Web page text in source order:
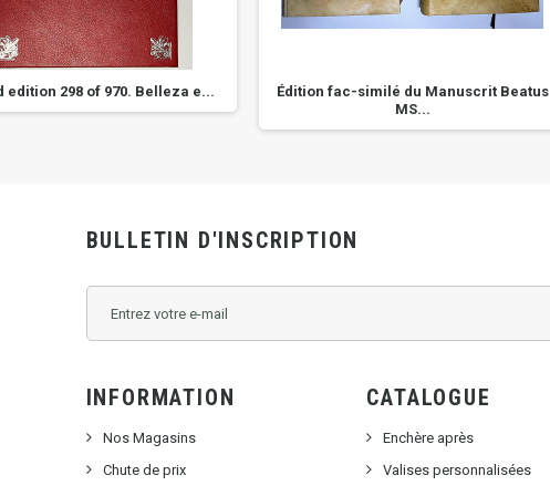
edition 298 of 970. Belleza e...
Édition fac-similé du Manuscrit Beatus
MS...
BULLETIN D'INSCRIPTION
INFORMATION
Nos Magasins
Chute de prix
CATALOGUE
Enchère après
Valises personnalisées